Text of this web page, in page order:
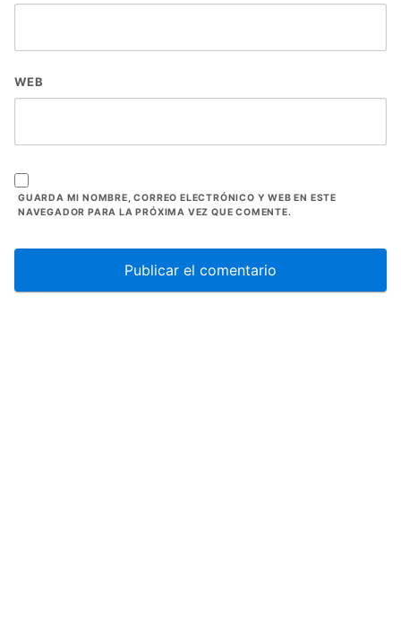
WEB
GUARDA MI NOMBRE, CORREO ELECTRÓNICO Y WEB EN ESTE
NAVEGADOR PARA LA PRÓXIMA VEZ QUE COMENTE.